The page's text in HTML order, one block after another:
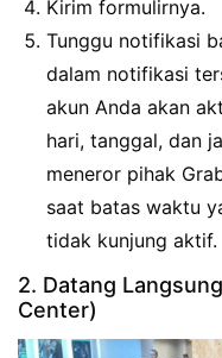
Kirim formulirnya.
Tunggu notifikasi
dalam notifikasi
akun Anda akan
hari, tanggal, dan
meneror pihak
saat batas waktu
tidak kunjung aktif.
2. Datang
Center)